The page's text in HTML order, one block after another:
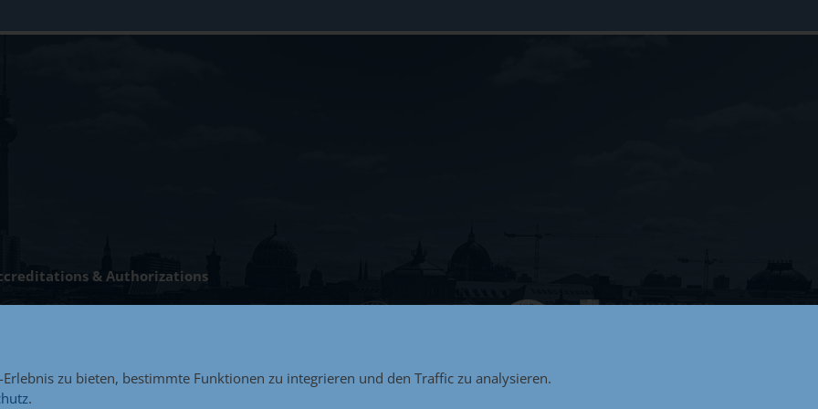
& Authorizations
zu bieten, bestimmte Funktionen zu integrieren und den Traffic zu analysieren.
.